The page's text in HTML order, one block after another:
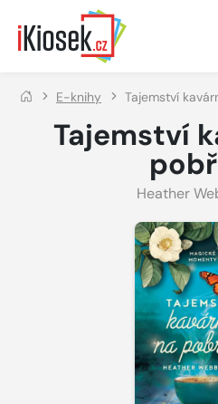
Přejít na hlavní obsah
E-knihy Tajemství
Tajemství
Heather